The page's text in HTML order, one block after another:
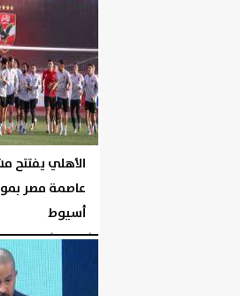
الأهلي
عاصمة مصر
أسيوط
الأربعاء، 5 أغسطس 2026